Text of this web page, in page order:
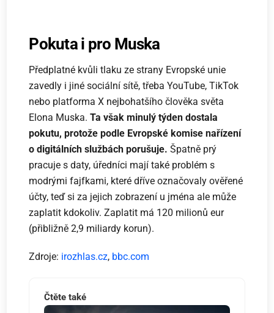
Pokuta i pro Muska
Předplatné kvůli tlaku ze strany Evropské unie
zavedly i jiné sociální sítě, třeba YouTube, TikTok
nebo platforma X nejbohatšího člověka světa
Elona Muska.Ta však minulý týden dostala
pokutu, protože podle Evropské komise nařízení
o digitálních službách porušuje. Špatně prý
pracuje s daty, úředníci mají také problém s
modrými fajfkami, které dříve označovaly ověřené
účty, teď si za jejich zobrazení u jména ale může
zaplatit kdokoliv. Zaplatit má 120 milionů eur
(přibližně 2,9 miliardy korun).
Zdroje: irozhlas.cz, bbc.com
Čtěte také